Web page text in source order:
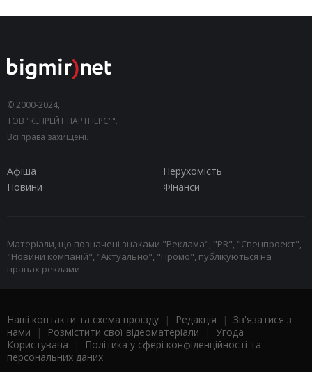
© 2000-2024,
ТОВ "КЕПРЕЙТ ПАРТНЕРС"".
Всі права захищені.
Афіша
Нерухомість
Новини
Фінанси
Матеріали, що позначені знаками "Реклама", "PR", "Спецпроект",
"Новини компаній", "Актуально", "Промо", публікуються на
правах реклами.
Наші контакти та схема проїзду | Редакція | Зв'язатися з
нами | Розмістити свої відеоматеріали | Угода
Користувача |
Політика у сфері конфіденційності та
персональних даних